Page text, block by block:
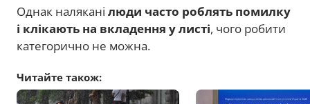
Однак налякані люди часто роблять помилку
і клікають на вкладення у листі, чого робити
категорично не можна.
Читайте також: